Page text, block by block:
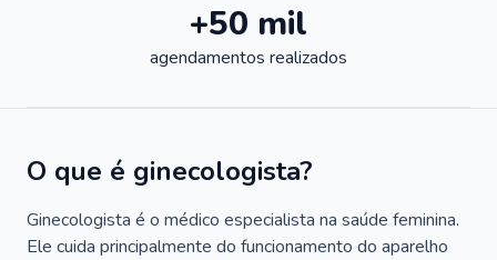
+50 mil
agendamentos realizados
O que é ginecologista?
Ginecologista é o médico especialista na saúde feminina.
Ele cuida principalmente do funcionamento do aparelho